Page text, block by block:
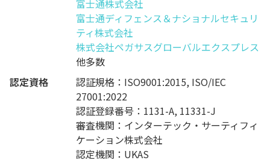
富士通株式会社
富士通ディフェンス＆ナショナルセキュリ
ティ株式会社
株式会社ペガサスグローバルエクスプレス
他多数
認定資格
認証規格：ISO9001:2015, ISO/IEC
27001:2022
認証登録番号：1131-A, 11331-J
審査機関：インターテック・サーティフィ
ケーション株式会社
認定機関：UKAS